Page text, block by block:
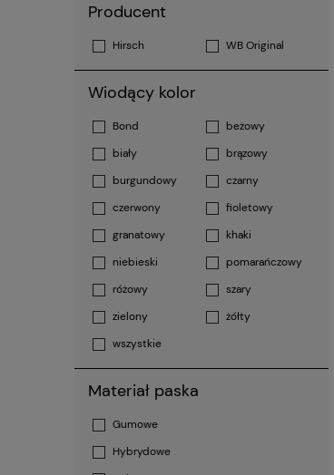
Producent
Hirsch WB Original
Wiodący kolor
Bond
beżowy
biały
brązowy
burgundowy
czarny
czerwony
fioletowy
granatowy
khaki
niebieski
pomarańczowy
różowy
szary
zielony
żółty
wszystkie
Materiał paska
Gumowe
Hybrydowe